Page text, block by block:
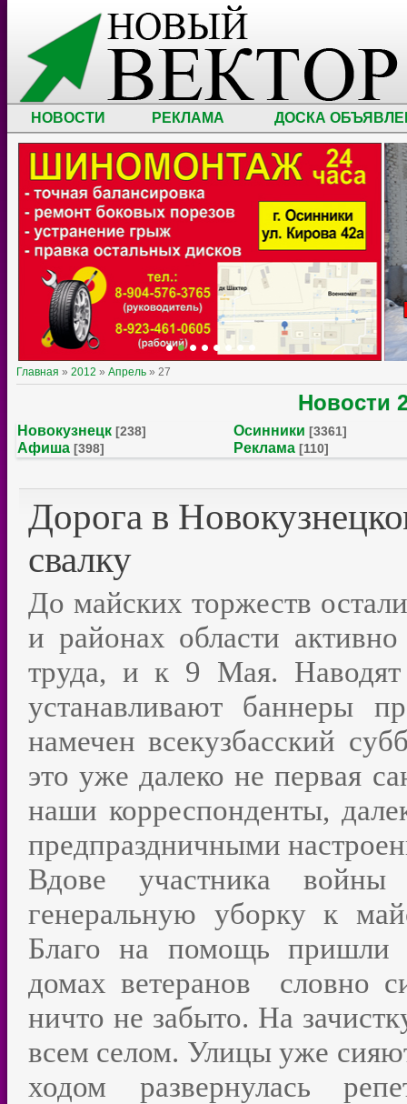
НОВОСТИ РЕКЛАМА ДОСКА
Главная » 2012 » Апрель » 27
Новости
Новокузнецк [238] Осинники [3361]
Афиша [398] Реклама [110]
Дорога в
свалку
До майских торжеств
и районах области
труда, и к 9 Мая.
устанавливают баннеры
намечен всекузбасский
это уже далеко не первая
наши корреспонденты,
предпраздничными
Вдове участника войны
генеральную уборку к
Благо на помощь пришли
домах ветеранов словно
ничто не забыто. На
всем селом. Улицы уже
ходом развернулась